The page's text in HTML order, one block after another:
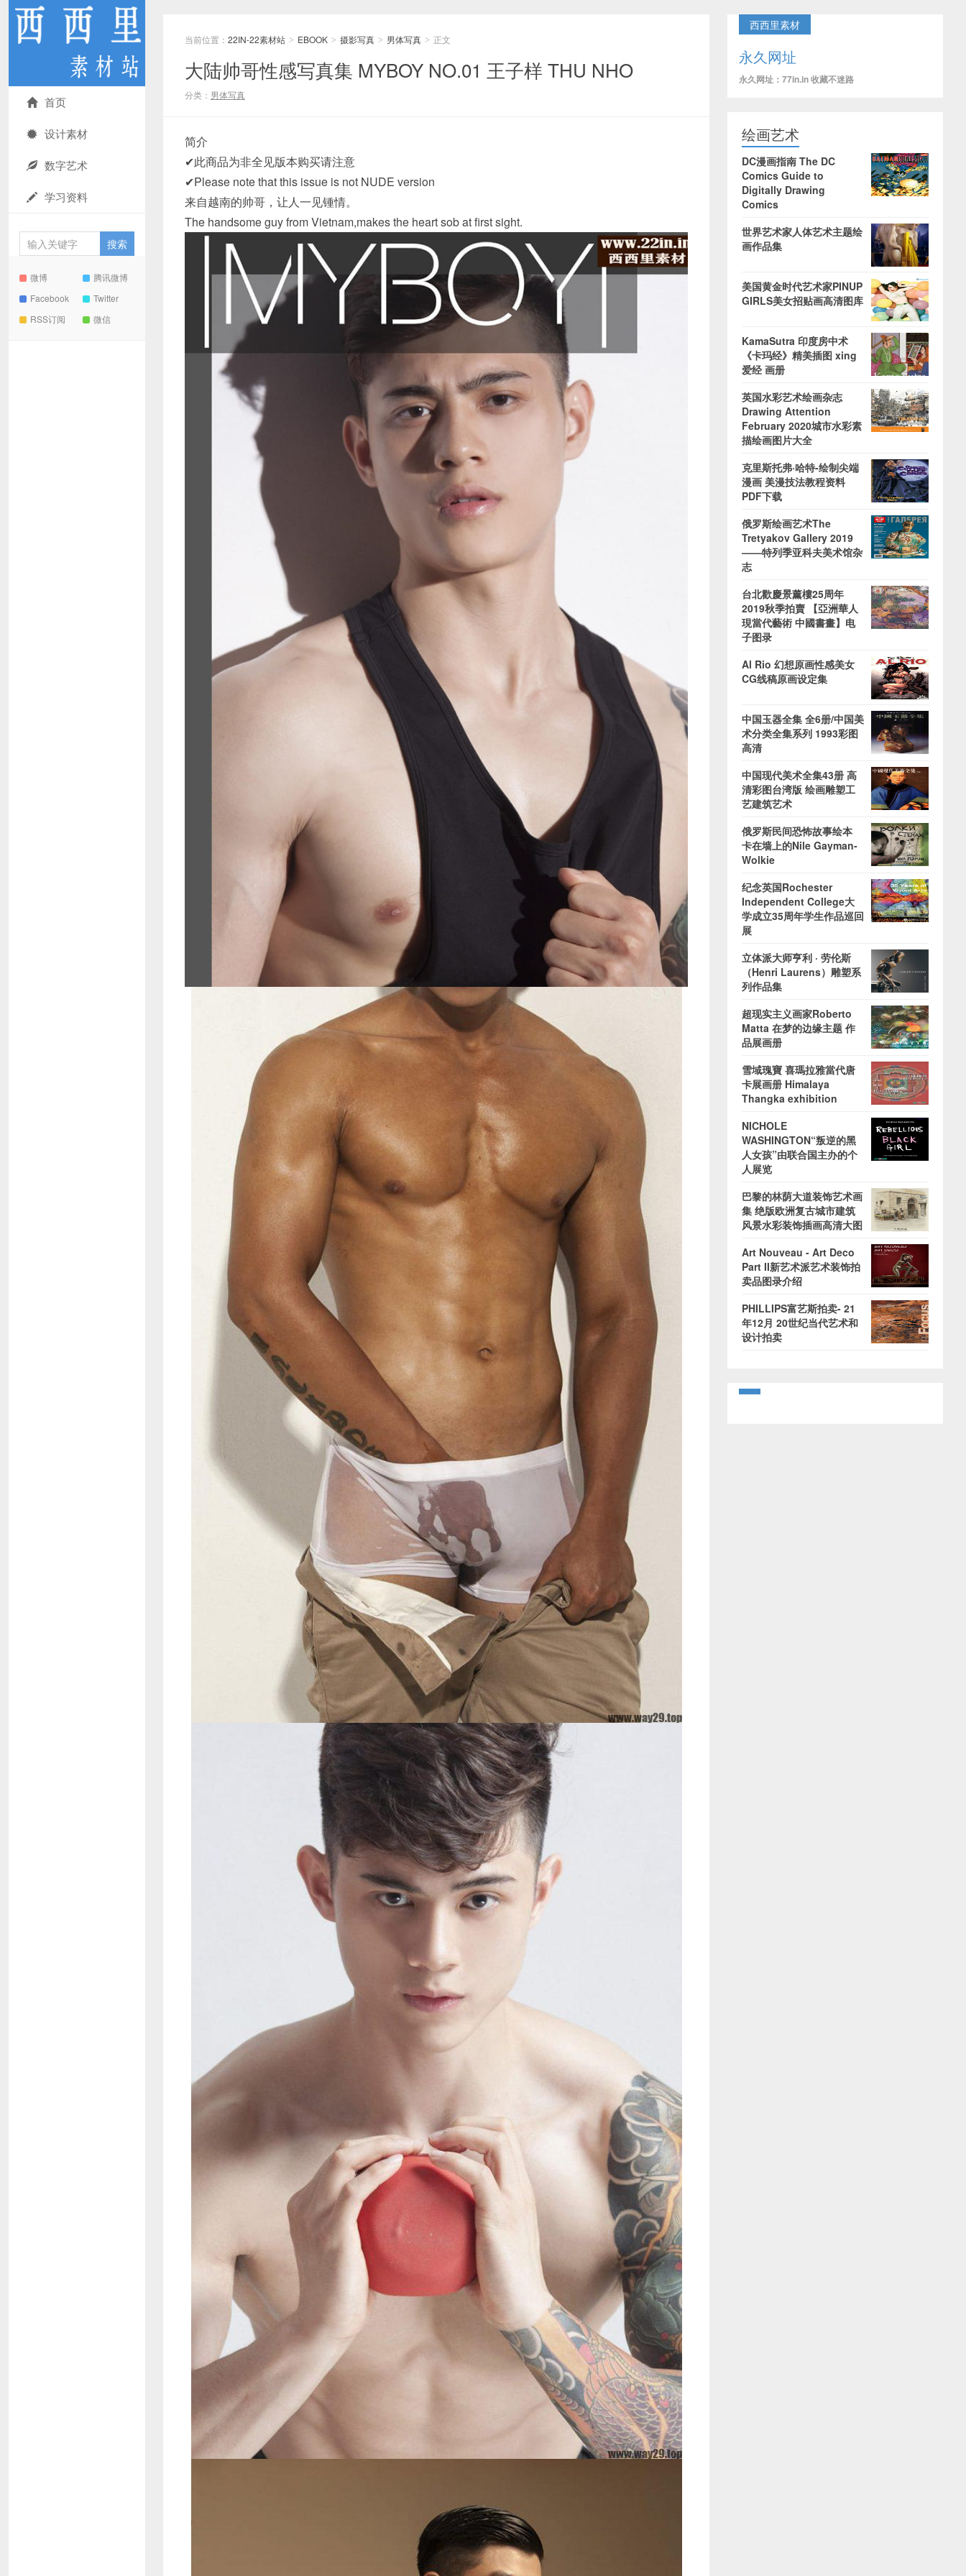
首页
设计素材
数字艺术
学习资料
微博
腾讯微博
Facebook
Twitter
RSS订阅
微信
当前位置： 22IN-22素材站 > EBOOK > 摄影写真 > 男体写真 > 正文
大陆帅哥性感写真集 MYBOY NO.01 王子样 THU NHO
分类： 男体写真
简介
✔此商品为非全见版本购买请注意
✔Please note that this issue is not NUDE version
来自越南的帅哥，让人一见锺情。
The handsome guy from Vietnam,makes the heart sob at first sight.
西西里素材
永久网址
永久网址：77in.in 收藏不迷路
绘画艺术
DC漫画指南 The DC
Comics Guide to
Digitally Drawing
Comics
世界艺术家人体艺术主题绘
画作品集
美国黄金时代艺术家PINUP
GIRLS美女招贴画高清图库
KamaSutra 印度房中术
《卡玛经》精美插图 xing
爱经 画册
英国水彩艺术绘画杂志
Drawing Attention
February 2020城市水彩素
描绘画图片大全
克里斯托弗·哈特-绘制尖端
漫画 美漫技法教程资料
PDF下载
俄罗斯绘画艺术The
Tretyakov Gallery 2019
——特列季亚科夫美术馆杂
志
台北歡慶景薰樓25周年
2019秋季拍賣 【亞洲華人
現當代藝術 中國書畫】电
子图录
Al Rio 幻想原画性感美女
CG线稿原画设定集
中国玉器全集 全6册/中国美
术分类全集系列 1993彩图
高清
中国现代美术全集43册 高
清彩图台湾版 绘画雕塑工
艺建筑艺术
俄罗斯民间恐怖故事绘本
卡在墙上的Nile Gayman-
Wolkie
纪念英国Rochester
Independent College大
学成立35周年学生作品巡回
展
立体派大师亨利 · 劳伦斯
（Henri Laurens）雕塑系
列作品集
超现实主义画家Roberto
Matta 在梦的边缘主题 作
品展画册
雪域瑰寶 喜瑪拉雅當代唐
卡展画册 Himalaya
Thangka exhibition
NICHOLE
WASHINGTON“叛逆的黑
人女孩”由联合国主办的个
人展览
巴黎的林荫大道装饰艺术画
集 绝版欧洲复古城市建筑
风景水彩装饰插画高清大图
Art Nouveau - Art Deco
Part II新艺术派艺术装饰拍
卖品图录介绍
PHILLIPS富艺斯拍卖- 21
年12月 20世纪当代艺术和
设计拍卖